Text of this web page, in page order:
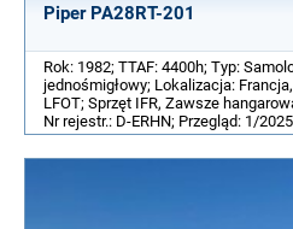
Piper PA28RT-201
Rok: 1982; TTAF: 4400h; Typ:
jednośmigłowy; Lokalizacja: Francja,
LFOT; Sprzęt IFR, Zawsze
Nr rejestr.: D-ERHN; Przegląd: 1/2025